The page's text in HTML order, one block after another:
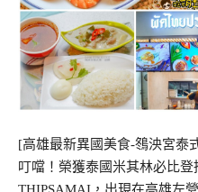
[高雄最新異國美食-䳉泱宮泰
叮噹！榮獲泰國米其林必比
THIPSAMAI，出現在高雄左